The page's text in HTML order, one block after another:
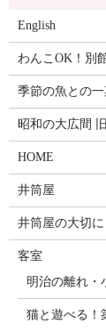
English
わんこOK！別
季節の魚との
昭和の大広間
HOME
井筒屋
井筒屋の大切
客室
明治の離れ・
猫と遊べる！